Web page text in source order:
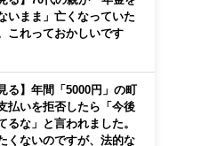
いまま」亡くなっていた
これっておかしいです
る】年間「5000円」の町
払いを拒否したら「今後
るな」と言われました。
くないのですが、法的な